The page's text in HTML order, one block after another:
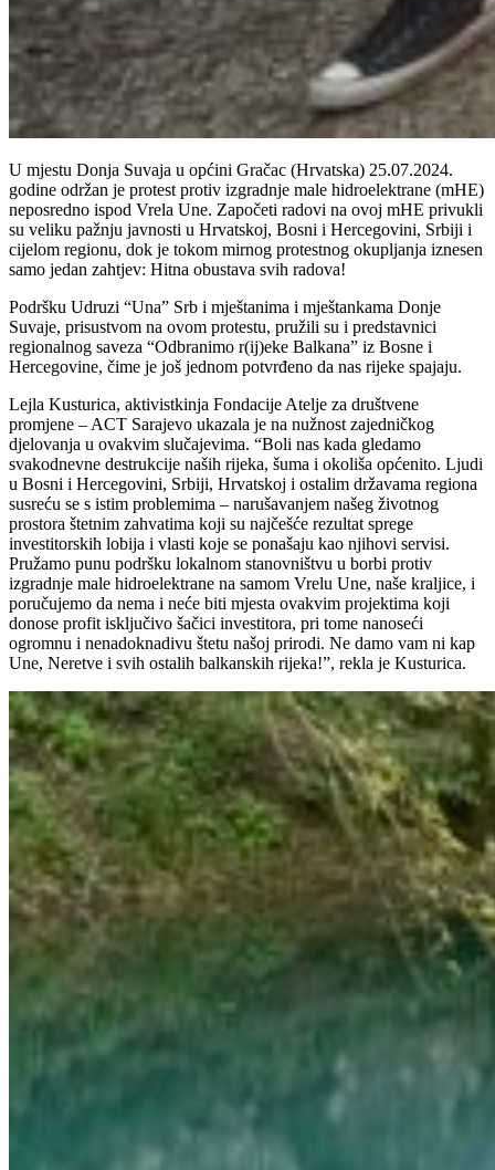
U mjestu Donja Suvaja u općini Gračac (Hrvatska) 25.07.2024.
godine održan je protest protiv izgradnje male hidroelektrane (mHE)
neposredno ispod Vrela Une. Započeti radovi na ovoj mHE privukli
su veliku pažnju javnosti u Hrvatskoj, Bosni i Hercegovini, Srbiji i
cijelom regionu, dok je tokom mirnog protestnog okupljanja iznesen
samo jedan zahtjev: Hitna obustava svih radova!
Podršku Udruzi “Una” Srb i mještanima i mještankama Donje
Suvaje, prisustvom na ovom protestu, pružili su i predstavnici
regionalnog saveza “Odbranimo r(ij)eke Balkana” iz Bosne i
Hercegovine, čime je još jednom potvrđeno da nas rijeke spajaju.
Lejla Kusturica, aktivistkinja Fondacije Atelje za društvene
promjene – ACT Sarajevo ukazala je na nužnost zajedničkog
djelovanja u ovakvim slučajevima. “Boli nas kada gledamo
svakodnevne destrukcije naših rijeka, šuma i okoliša općenito. Ljudi
u Bosni i Hercegovini, Srbiji, Hrvatskoj i ostalim državama regiona
susreću se s istim problemima – narušavanjem našeg životnog
prostora štetnim zahvatima koji su najčešće rezultat sprege
investitorskih lobija i vlasti koje se ponašaju kao njihovi servisi.
Pružamo punu podršku lokalnom stanovništvu u borbi protiv
izgradnje male hidroelektrane na samom Vrelu Une, naše kraljice, i
poručujemo da nema i neće biti mjesta ovakvim projektima koji
donose profit isključivo šačici investitora, pri tome nanoseći
ogromnu i nenadoknadivu štetu našoj prirodi. Ne damo vam ni kap
Une, Neretve i svih ostalih balkanskih rijeka!”, rekla je Kusturica.